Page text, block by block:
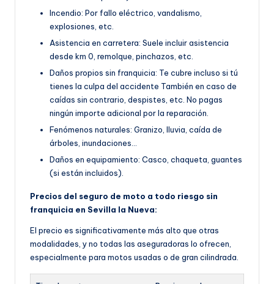
Incendio: Por fallo eléctrico, vandalismo,
explosiones, etc.
Asistencia en carretera: Suele incluir asistencia
desde km 0, remolque, pinchazos, etc.
Daños propios sin franquicia: Te cubre incluso si tú
tienes la culpa del accidente También en caso de
caídas sin contrario, despistes, etc. No pagas
ningún importe adicional por la reparación.
Fenómenos naturales: Granizo, lluvia, caída de
árboles, inundaciones…
Daños en equipamiento: Casco, chaqueta, guantes
(si están incluidos).
Precios del seguro de moto a todo riesgo sin
franquicia en Sevilla la Nueva:
El precio es significativamente más alto que otras
modalidades, y no todas las aseguradoras lo ofrecen,
especialmente para motos usadas o de gran cilindrada.